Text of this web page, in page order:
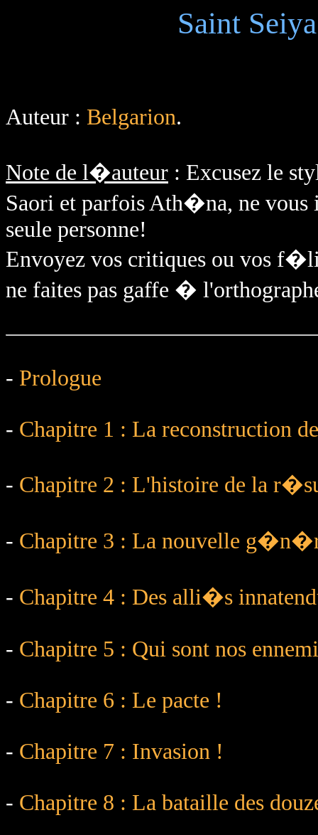
Saint
Auteur : Belgarion.
Note de l�auteur : Excusez le
Saori et parfois Ath�na, ne
seule personne!
Envoyez vos critiques ou vos
ne faites pas gaffe �
- Prologue
- Chapitre 1 : La reconstruction
- Chapitre 2 : L'histoire de la
- Chapitre 3 : La nouvelle
- Chapitre 4 : Des alli�s
- Chapitre 5 : Qui sont nos
- Chapitre 6 : Le pacte !
- Chapitre 7 : Invasion !
- Chapitre 8 : La bataille des